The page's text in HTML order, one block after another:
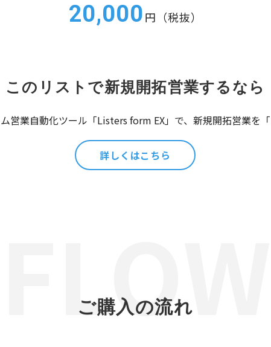
20,000円（税抜）
このリストで新規開拓営業するなら
営業自動化ツール「Listers form EX」で、新規開拓営業を
詳しくはこちら
ご購入の流れ